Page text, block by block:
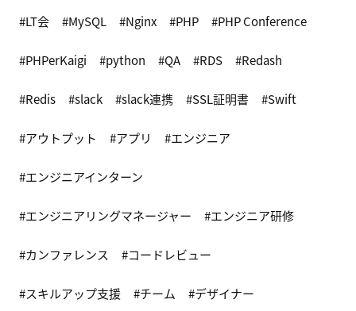
LT会 MySQL Nginx PHP PHP Conference
PHPerKaigi python QA RDS Redash
Redis slack slack連携 SSL証明書 Swift
アウトプット アプリ エンジニア
エンジニアインターン
エンジニアリングマネージャー エンジニア研修
カンファレンス コードレビュー
スキルアップ支援 チーム デザイナー